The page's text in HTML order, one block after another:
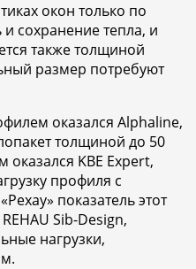
окон только по
сохранение тепла, и
также толщиной
размер потребуют
оказался Alphaline,
толщиной до 50
KBE Expert,
профиля с
показатель этот
Sib-Design,
нагрузки,